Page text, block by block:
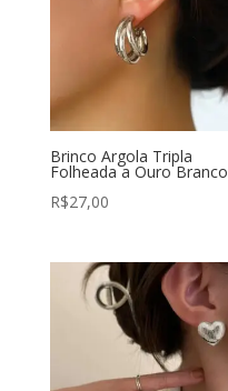
Brinco Argola Tripla
Folheada a Ouro Branco
R$27,00